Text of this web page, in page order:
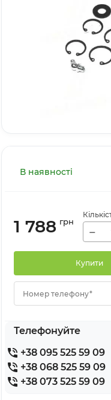
В наявності
1 788 грн
−
Купити
Номер телефону*
Телефонуйте
+38 095 525 59 09
+38 068 525 59 09
+38 073 525 59 09